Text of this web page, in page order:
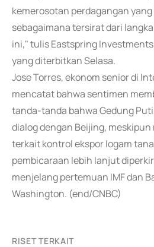
kemerosotan perdagangan
sebagaimana tersirat dari
ini," tulis Eastspring
yang diterbitkan Selasa.
Jose Torres, ekonom senior di
mencatat bahwa sentimen
tanda-tanda bahwa Gedung
dialog dengan Beijing,
terkait kontrol ekspor logam
pembicaraan lebih lanjut
menjelang pertemuan IMF dan
Washington. (end/CNBC)
RISET TERKAIT